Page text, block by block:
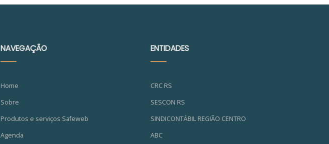
NAVEGAÇÃO
Home
Sobre
Produtos e serviços Safeweb
Agenda
ENTIDADES
CRC RS
SESCON RS
SINDICONTÁBIL REGIÃO CENTRO
ABC